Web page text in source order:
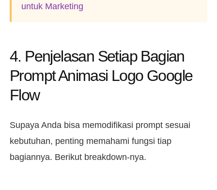
untuk Marketing
4. Penjelasan Setiap Bagian
Prompt Animasi Logo Google
Flow
Supaya Anda bisa memodifikasi prompt sesuai
kebutuhan, penting memahami fungsi tiap
bagiannya. Berikut breakdown-nya.